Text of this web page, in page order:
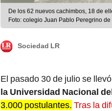
De los 62 nuevos cachimbos, 18 de
Foto: colegio Juan Pablo Peregrino
Sociedad LR
El pasado 30 de julio se
la Universidad Nacional
3.000 postulantes. Tras la